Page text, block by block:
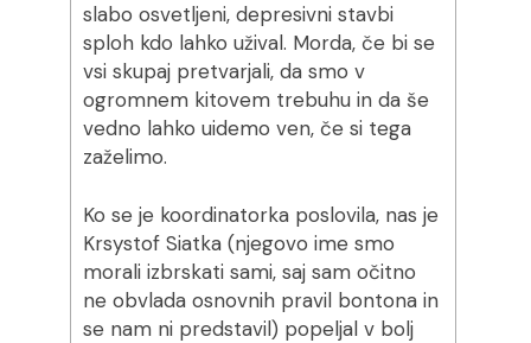
slabo osvetljeni, depresivni stavbi
sploh kdo lahko užival. Morda, če bi se
vsi skupaj pretvarjali, da smo v
ogromnem kitovem trebuhu in da še
vedno lahko uidemo ven, če si tega
zaželimo.
Ko se je koordinatorka poslovila, nas je
Krsystof Siatka (njegovo ime smo
morali izbrskati sami, saj sam očitno
ne obvlada osnovnih pravil bontona in
se nam ni predstavil) popeljal v bolj